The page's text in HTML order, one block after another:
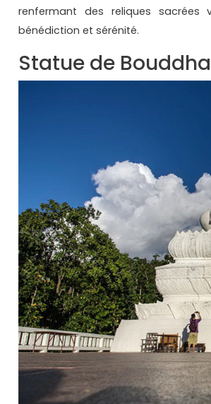
renfermant des reliques
bénédiction et sérénité.
Statue de Bouddha